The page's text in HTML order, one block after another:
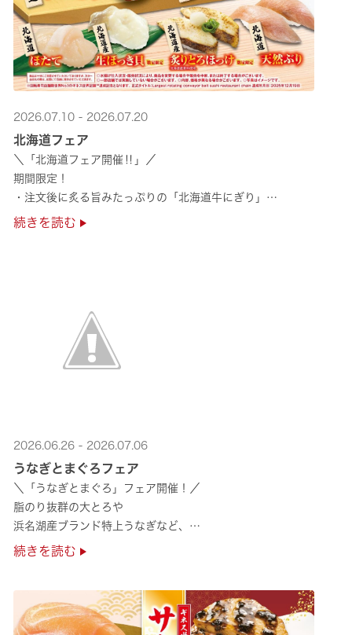
2026.07.10 - 2026.07.20
北海道フェア
＼「北海道フェア開催‼」／
期間限定！
・注文後に炙る旨みたっぷりの「北海道牛にぎり」
・濃厚な甘みの「北海道ほたて」
続きを読む
2026.06.26 - 2026.07.06
うなぎとまぐろフェア
＼「うなぎとまぐろ」フェア開催！／
脂のり抜群の大とろや
浜名湖産ブランド特上うなぎなど、
夏のスタミナ補給にぴったりのメニューが勢揃い✨
続きを読む